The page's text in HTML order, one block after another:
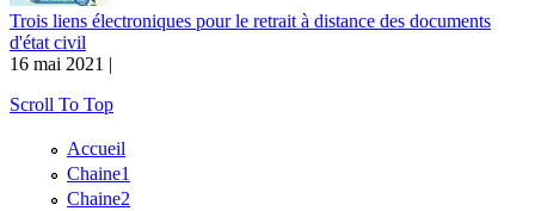
Trois liens électroniques pour le retrait à distance des documents
d'état civil
16 mai 2021 |
Scroll To Top
Accueil
Chaine1
Chaine2